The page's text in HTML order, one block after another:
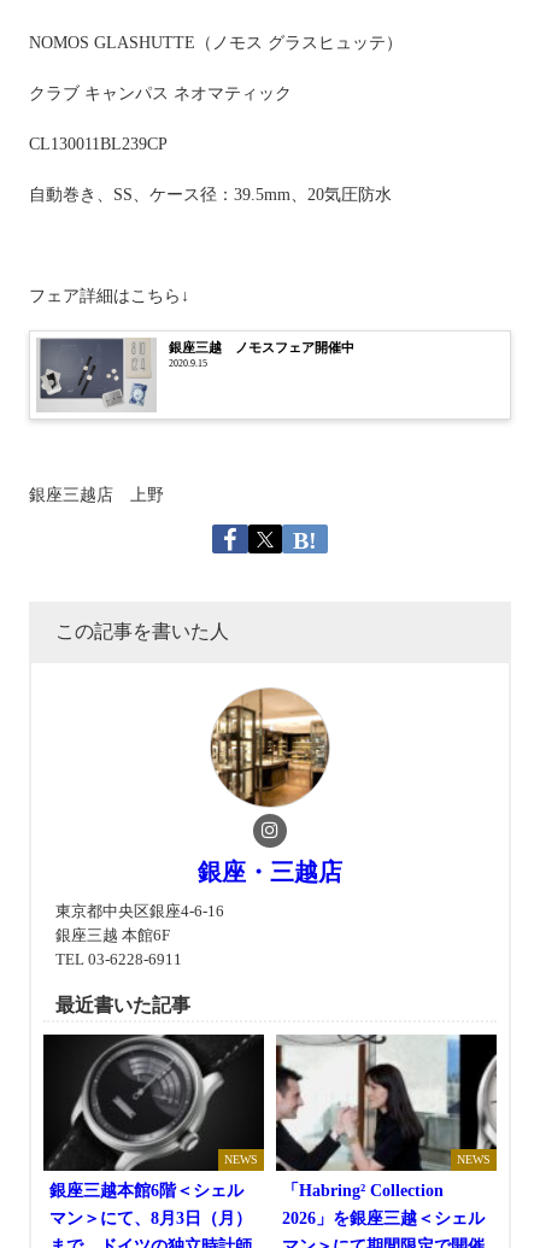
NOMOS GLASHUTTE （ノモス グラスヒュッテ）
クラブ キャンパス ネオマティック
CL130011BL239CP
自動巻き、 SS 、ケース径： 39.5mm 20気圧防水
フェア詳細はこちら↓
銀座三越 ノモスフェア開催中
2020.9.15
銀座三越店 上野
この記事を書いた人
銀座・三越店
東京都中央区銀座4-6-16
銀座三越 本館6F
TEL 03-6228-6911
最近書いた記事
NEWS
銀座三越本館6階＜シェル
マン＞にて、8月3日（月）
NEWS
「Habring² Collection
2026」を銀座三越＜シェル